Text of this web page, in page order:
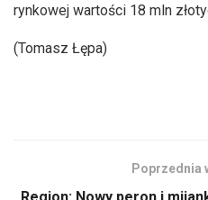
rynkowej wartości 18 mln
(Tomasz Łępa)
Poprzednia